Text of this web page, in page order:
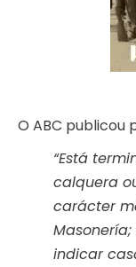
O ABC publicou
“Está
calquera
carácter
indicar